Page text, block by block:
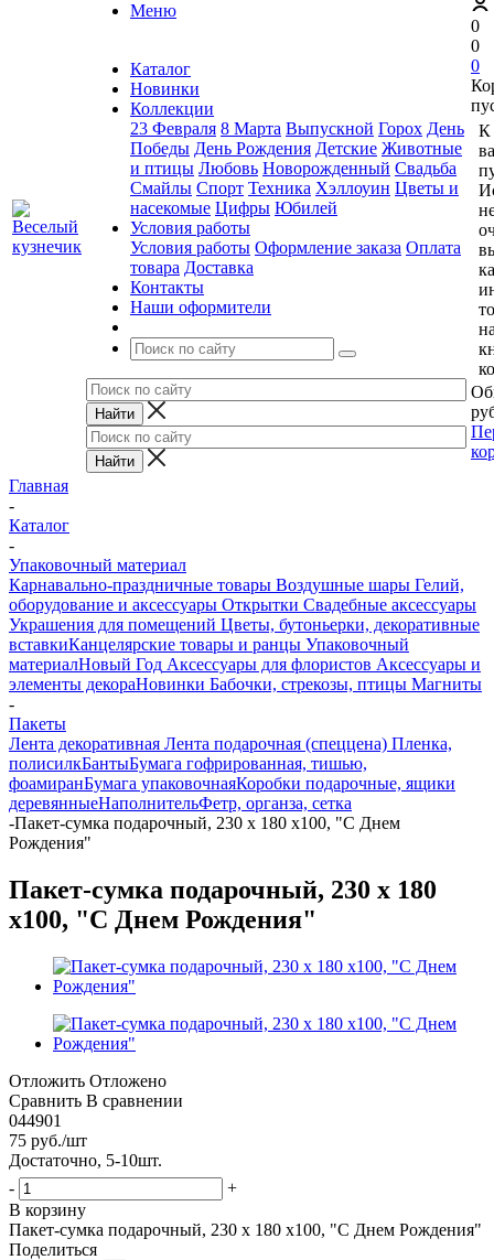
Меню
Каталог
Новинки
Коллекции
23 Февраля 8 Марта Выпускной Горох День
Победы День Рождения Детские Животные
и птицы Любовь Новорожденный Свадьба
Смайлы Спорт Техника Хэллоуин Цветы и
насекомые Цифры Юбилей
Условия работы
Условия работы Оформление заказа Оплата
товара Доставка
Контакты
Наши оформители
0
0
0
К
Главная
-
Каталог
-
Упаковочный материал
Карнавально-праздничные товары Воздушные шары Гелий,
оборудование и аксессуары Открытки Свадебные аксессуары
Украшения для помещений Цветы, бутоньерки, декоративные
вставкиКанцелярские товары и ранцы Упаковочный
материалНовый Год Аксессуары для флористов Аксессуары и
элементы декораНовинки Бабочки, стрекозы, птицы Магниты
-
Пакеты
Лента декоративная Лента подарочная (спеццена) Пленка,
полисилкБантыБумага гофрированная, тишью,
фоамиранБумага упаковочнаяКоробки подарочные, ящики
деревянныеНаполнительФетр, органза, сетка
-Пакет-сумка подарочный, 230 х 180 х100, "С Днем
Рождения"
Пакет-сумка подарочный, 230 х 180
х100, "С Днем Рождения"
Отложить Отложено
Сравнить В сравнении
044901
75 руб./шт
Достаточно, 5-10шт.
-
+
В корзину
Пакет-сумка подарочный, 230 х 180 х100, "С Днем Рождения"
Поделиться